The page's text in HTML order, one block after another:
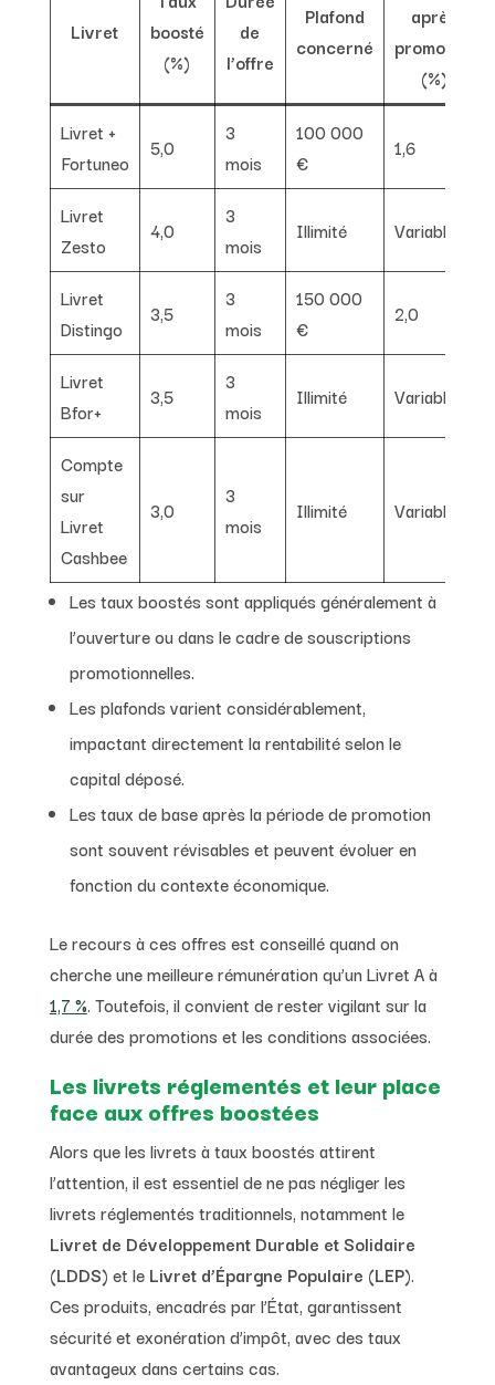
Livret
boosté
(%)
de
l’offre
Plafond
concerné
après
promotion
(%)
Livret +
Fortuneo
5,0
3
mois
100 000
€
1,6
Livret
Zesto
4,0
3
mois
Illimité Variable
Livret
Distingo
3,5
3
mois
150 000
€
2,0
Livret
Bfor+
3,5
3
mois
Illimité Variable
Compte
sur
Livret
Cashbee
3,0
3
mois
Illimité Variable
Les taux boostés sont appliqués généralement à
l’ouverture ou dans le cadre de souscriptions
promotionnelles.
Les plafonds varient considérablement,
impactant directement la rentabilité selon le
capital déposé.
Les taux de base après la période de promotion
sont souvent révisables et peuvent évoluer en
fonction du contexte économique.
Le recours à ces offres est conseillé quand on
cherche une meilleure rémunération qu’un Livret A à
1,7 %. Toutefois, il convient de rester vigilant sur la
durée des promotions et les conditions associées.
Les livrets réglementés et leur place
face aux offres boostées
Alors que les livrets à taux boostés attirent
l’attention, il est essentiel de ne pas négliger les
livrets réglementés traditionnels, notamment le
Livret de Développement Durable et Solidaire
(LDDS) et le Livret d’Épargne Populaire (LEP).
Ces produits, encadrés par l’État, garantissent
sécurité et exonération d’impôt, avec des taux
avantageux dans certains cas.